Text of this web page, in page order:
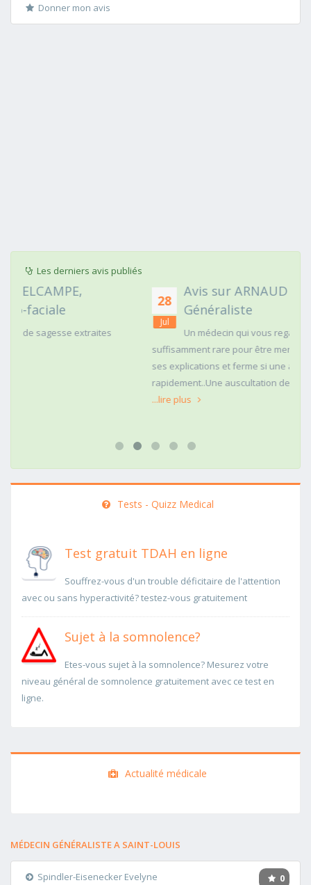
Donner mon avis
Les derniers avis publiés
28
Avis sur ARNAUD FAURIE, Médecin
Un médecin qui vous regarde dans les yeux c'est
suffisamment rare pour être mentionné. Posé,clair dans
ses explications et ferme si une action doit être menée
rapidement..Une auscultation de bas
Tests - Quizz Medical
Test gratuit TDAH en ligne
Souffrez-vous d'un trouble déficitaire de l'attention
avec ou sans hyperactivité? testez-vous gratuitement
Sujet à la somnolence?
Etes-vous sujet à la somnolence? Mesurez votre
niveau général de somnolence gratuitement avec ce test en
ligne.
Actualité médicale
MÉDECIN GÉNÉRALISTE A SAINT-LOUIS
0
Spindler-Eisenecker Evelyne